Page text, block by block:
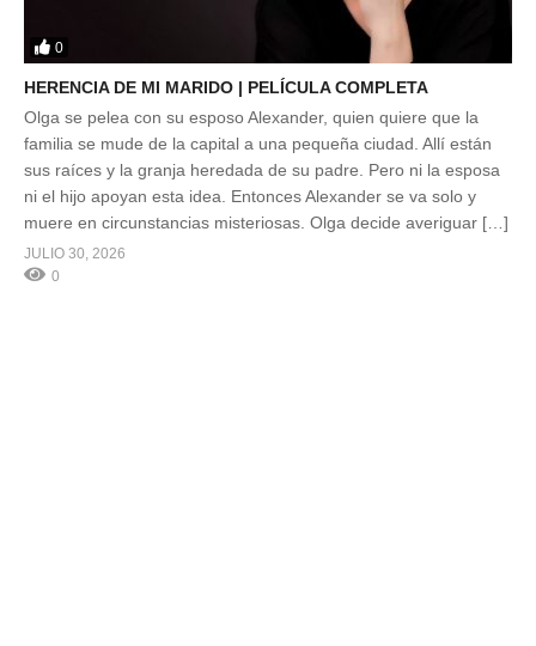
0
HERENCIA DE MI MARIDO | PELÍCULA COMPLETA
Olga se pelea con su esposo Alexander, quien quiere que la
familia se mude de la capital a una pequeña ciudad. Allí están
sus raíces y la granja heredada de su padre. Pero ni la esposa
ni el hijo apoyan esta idea. Entonces Alexander se va solo y
muere en circunstancias misteriosas. Olga decide averiguar […]
JULIO 30, 2026
0